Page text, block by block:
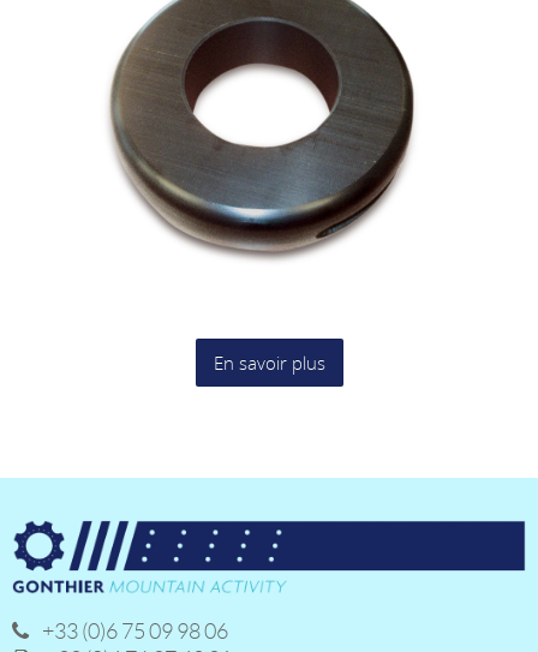
En savoir plus
+33 (0)6 75 09 98 06